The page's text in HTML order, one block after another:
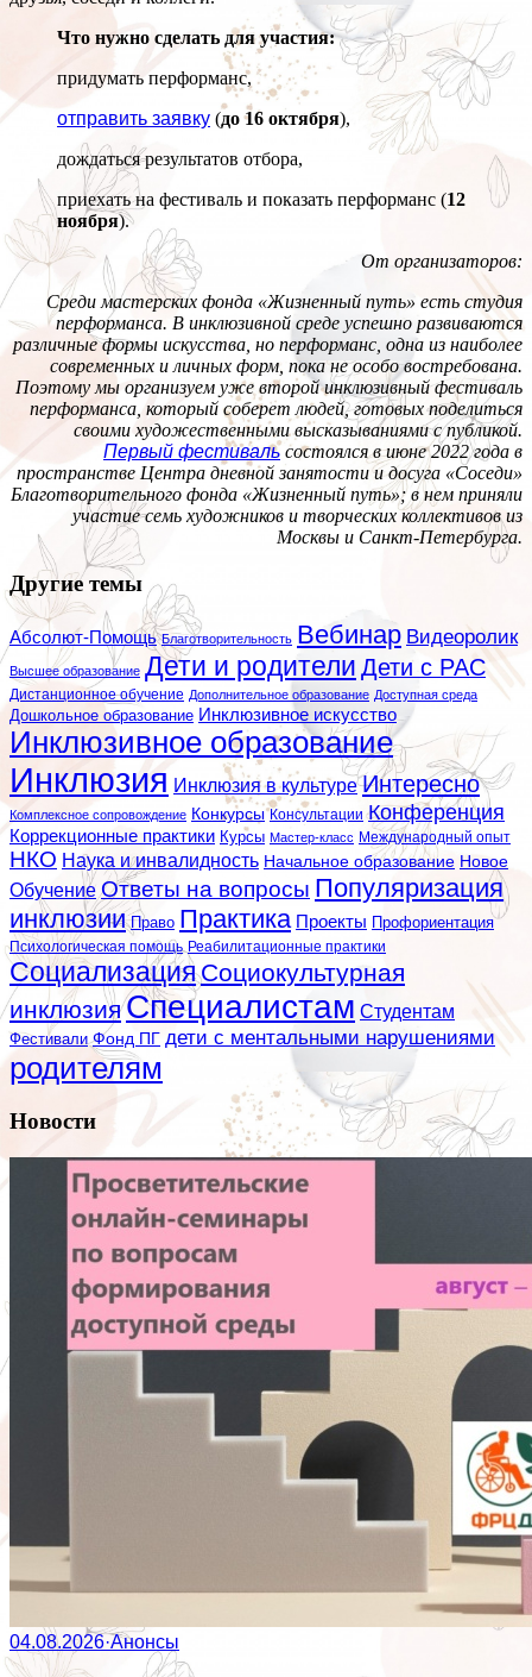
Что нужно сделать для участия:
придумать перформанс,
отправить заявку (до 16 октября),
дождаться результатов отбора,
приехать на фестиваль и показать перформанс (12
ноября).
От организаторов:
Среди мастерских фонда «Жизненный путь» есть студия
перформанса. В инклюзивной среде успешно развиваются
различные формы искусства, но перформанс, одна из наиболее
современных и личных форм, пока не особо востребована.
Поэтому мы организуем уже второй инклюзивный фестиваль
перформанса, который соберет людей, готовых поделиться
своими художественными высказываниями с публикой.
Первый фестивальсостоялся в июне 2022 года в
пространстве Центра дневной занятости и досуга «Соседи»
Благотворительного фонда «Жизненный путь»; в нем приняли
участие семь художников и творческих коллективов из
Москвы и Санкт-Петербурга.
Другие темы
Абсолют-Помощь Благотворительность Вебинар Видеоролик
Высшее образование Дети и родители Дети с РАС
Дистанционное обучение Дополнительное образование Доступная среда
Дошкольное образование Инклюзивное искусство
Инклюзивное образование
Инклюзия Инклюзия в культуре Интересно
Комплексное сопровождение Конкурсы Консультации Конференция
Коррекционные практики Курсы Мастер-класс Международный опыт
НКО Наука и инвалидность Начальное образование Новое
Обучение Ответы на вопросы Популяризация
инклюзии Право Практика Проекты Профориентация
Психологическая помощь Реабилитационные практики
СоциализацияСоциокультурная
инклюзияСпециалистам Студентам
Фестивали Фонд ПГ дети с ментальными нарушениями
родителям
Новости
04.08.2026·Анонсы